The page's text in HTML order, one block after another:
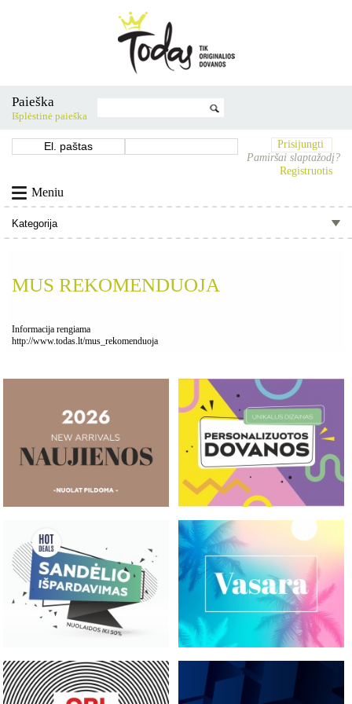
Paieška
Išplėstinė paieška
Prisijungti
Pamiršai slaptažodį?
Registruotis
Meniu
MUS REKOMENDUOJA
Informacija rengiama
http://www.todas.lt/mus_rekomenduoja